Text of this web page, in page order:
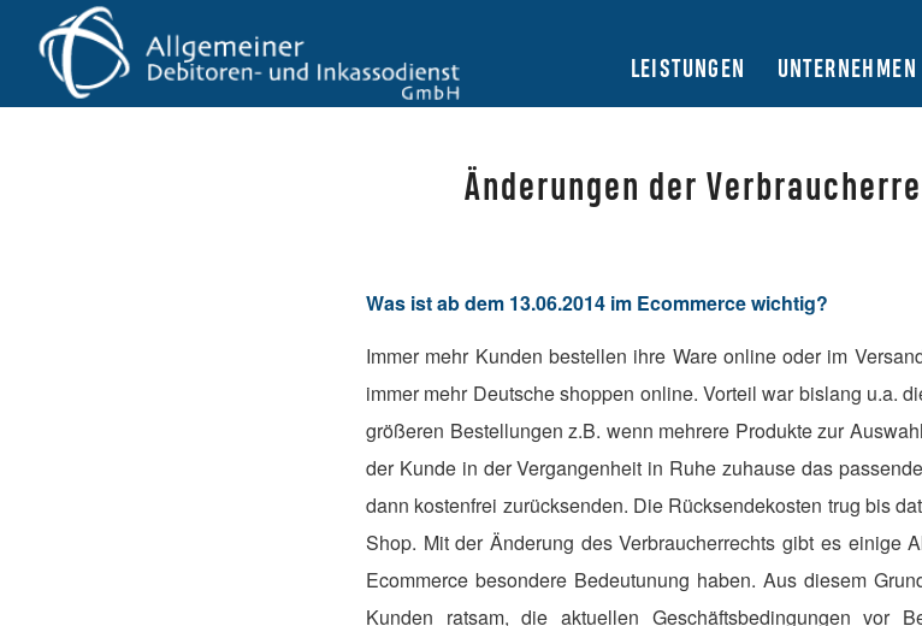
LEISTUNGEN UNTERNEHMEN
Änderungen der
Was ist ab dem 13.06.2014 im Ecommerce wichtig?
Immer mehr Kunden bestellen ihre Ware online oder im
immer mehr Deutsche shoppen online. Vorteil war bislang u.a.
größeren Bestellungen z.B. wenn mehrere Produkte zur
der Kunde in der Vergangenheit in Ruhe zuhause das
dann kostenfrei zurücksenden. Die Rücksendekosten trug bis
Shop. Mit der Änderung des Verbraucherrechts gibt es einige
Ecommerce besondere Bedeutunung haben. Aus diesem
Kunden ratsam, die aktuellen Geschäftsbedingungen vor